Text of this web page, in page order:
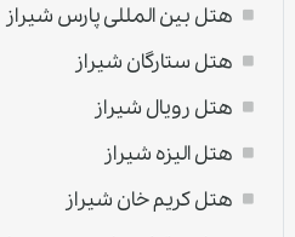
هتل بین المللی پارس شیراز
هتل ستارگان شیراز
هتل رویال شیراز
هتل الیزه شیراز
هتل کریم خان شیراز